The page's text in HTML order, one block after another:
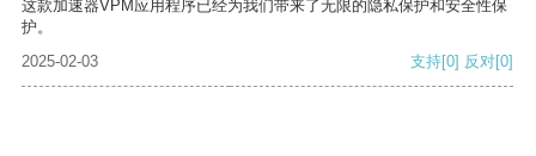
这款加速器VPM应用程序已经为我们带来了无限的隐私保护和安全性保
护。
2025-02-03
支持[0] 反对[0]